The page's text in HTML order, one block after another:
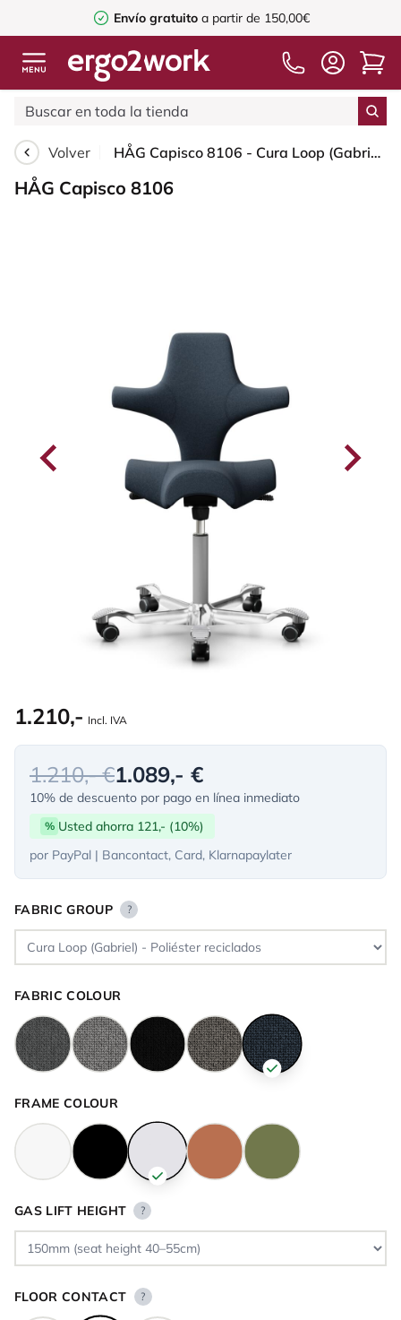
Envío gratuito a partir de 150,00€
Volver HÅG Capisco 8106 - Cura Loop (Gabriel) - Poliéster reciclados - CLP66165 Blue - Silver - 150mm (seat height 40–55cm) - Hard castors for soft floors
HÅG Capisco 8106
1.210,- Incl. IVA
1.210,- €1.089,- €
10% de descuento por pago en línea inmediato
% Usted ahorra 121,- (10%)
por PayPal | Bancontact, Card, Klarnapaylater
FABRIC GROUP ?
FABRIC COLOUR
FRAME COLOUR
GAS LIFT HEIGHT ?
FLOOR CONTACT ?